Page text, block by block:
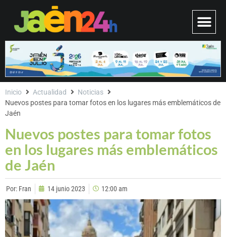
Nuevos postes para tomar fotos
en los lugares más emblemáticos
de Jaén
Inicio Actualidad
Noticias
Nuevos postes para tomar fotos en los lugares más emblemáticos de
Jaén
Por: Fran 14 junio 2023 12:00 am